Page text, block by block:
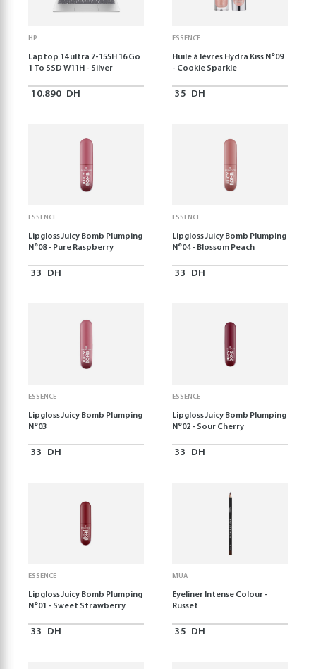
HP
Laptop 14 ultra 7-155H 16 Go
1 To SSD W11H - Silver
10.890 DH
ESSENCE
Huile à lèvres Hydra Kiss N°09
- Cookie Sparkle
35 DH
ESSENCE
Lipgloss Juicy Bomb Plumping
N°08 - Pure Raspberry
33 DH
ESSENCE
Lipgloss Juicy Bomb Plumping
N°04 - Blossom Peach
33 DH
ESSENCE
Lipgloss Juicy Bomb Plumping
N°03
33 DH
ESSENCE
Lipgloss Juicy Bomb Plumping
N°02 - Sour Cherry
33 DH
ESSENCE
Lipgloss Juicy Bomb Plumping
N°01 - Sweet Strawberry
33 DH
MUA
Eyeliner Intense Colour -
Russet
35 DH